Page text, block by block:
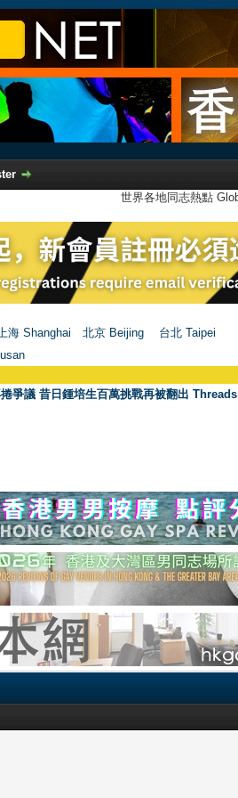
世界各地同志熱點
上海 Shanghai 北京 Beijing 台北 Taipei
爭議 昔日鍾培生百萬挑戰再被翻出